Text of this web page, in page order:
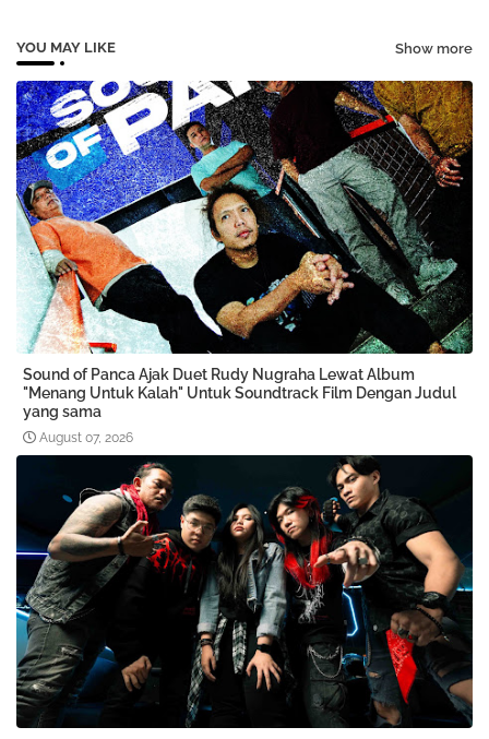
YOU MAY LIKE Show more
Sound of Panca Ajak Duet Rudy Nugraha Lewat Album
"Menang Untuk Kalah" Untuk Soundtrack Film Dengan Judul
yang sama
August 07, 2026